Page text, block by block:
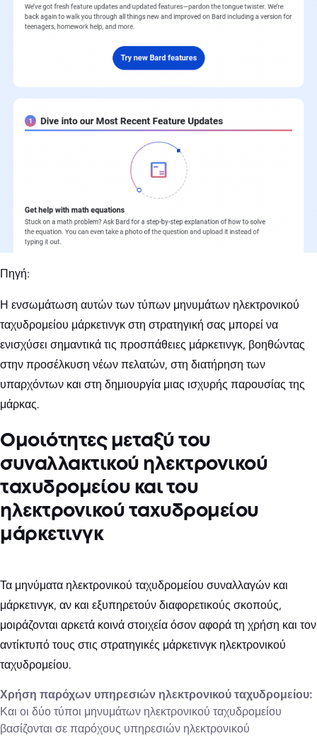
Πηγή:
Η ενσωμάτωση αυτών των τύπων μηνυμάτων ηλεκτρονικού
ταχυδρομείου μάρκετινγκ στη στρατηγική σας μπορεί να
ενισχύσει σημαντικά τις προσπάθειες μάρκετινγκ, βοηθώντας
στην προσέλκυση νέων πελατών, στη διατήρηση των
υπαρχόντων και στη δημιουργία μιας ισχυρής παρουσίας της
μάρκας.
Ομοιότητες μεταξύ του
συναλλακτικού ηλεκτρονικού
ταχυδρομείου και του
ηλεκτρονικού ταχυδρομείου
μάρκετινγκ
Τα μηνύματα ηλεκτρονικού ταχυδρομείου συναλλαγών και
μάρκετινγκ, αν και εξυπηρετούν διαφορετικούς σκοπούς,
μοιράζονται αρκετά κοινά στοιχεία όσον αφορά τη χρήση και τον
αντίκτυπό τους στις στρατηγικές μάρκετινγκ ηλεκτρονικού
ταχυδρομείου.
Χρήση παρόχων υπηρεσιών ηλεκτρονικού ταχυδρομείου:
Και οι δύο τύποι μηνυμάτων ηλεκτρονικού ταχυδρομείου
βασίζονται σε παρόχους υπηρεσιών ηλεκτρονικού